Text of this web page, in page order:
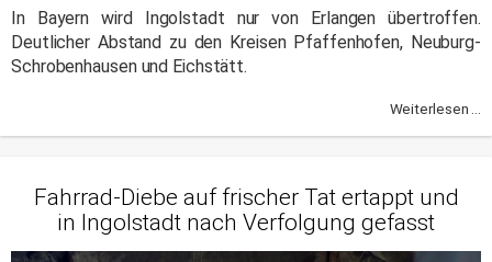
In Bayern wird Ingolstadt nur von Erlangen übertroffen.
Deutlicher Abstand zu den Kreisen Pfaffenhofen, Neuburg-
Schrobenhausen und Eichstätt.
Weiterlesen ...
Fahrrad-Diebe auf frischer Tat ertappt und
in Ingolstadt nach Verfolgung gefasst